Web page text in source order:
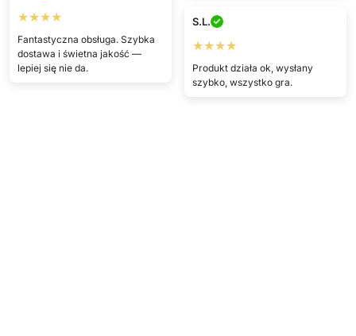
★★★★
Fantastyczna obsługa. Szybka
dostawa i świetna jakość —
lepiej się nie da.
S.L.
★★★★
Produkt działa ok, wysłany
szybko, wszystko gra.